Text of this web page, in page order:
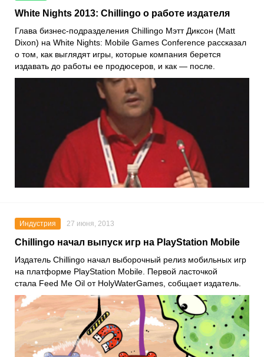
White Nights 2013: Chillingo о работе издателя
Глава бизнес-подразделения Chillingo Мэтт Диксон (Matt
Dixon) на White Nights: Mobile Games Conference рассказал
о том, как выглядят игры, которые компания берется
издавать до работы ее продюсеров, и как — после.
Индустрия 27 июня, 2013
Chillingo начал выпуск игр на PlayStation Mobile
Издатель Chillingo начал выборочный релиз мобильных игр
на платформе PlayStation Mobile. Первой ласточкой
стала Feed Me Oil от HolyWaterGames, собщает издатель.